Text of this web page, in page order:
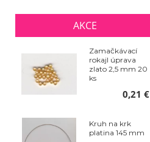
AKCE
Zamačkávací
rokajl úprava
zlato 2,5 mm 20
ks
0,21 €
Kruh na krk
platina 145 mm